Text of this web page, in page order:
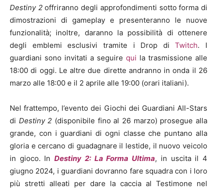
Destiny 2offriranno degli approfondimenti sotto forma di
dimostrazioni di gameplay e presenteranno le nuove
funzionalità; inoltre, daranno la possibilità di ottenere
degli emblemi esclusivi tramite i Drop diTwitch. I
guardiani sono invitati a seguire qui la trasmissione alle
18:00 di oggi. Le altre due dirette andranno in onda il 26
marzo alle 18:00 e il 2 aprile alle 19:00 (orari italiani).
Nel frattempo, l’evento dei Giochi dei Guardiani All-Stars
di Destiny 2 (disponibile fino al 26 marzo) prosegue alla
grande, con i guardiani di ogni classe che puntano alla
gloria e cercano di guadagnare il lestide, il nuovo veicolo
in gioco. InDestiny 2: La Forma Ultima, in uscita il 4
giugno 2024, i guardiani dovranno fare squadra con i loro
più stretti alleati per dare la caccia al Testimone nel